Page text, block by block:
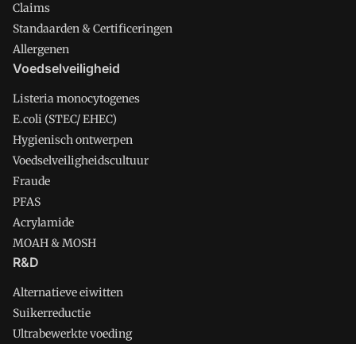
Claims
Standaarden & Certificeringen
Allergenen
Voedselveiligheid
Listeria monocytogenes
E.coli (STEC/ EHEC)
Hygienisch ontwerpen
Voedselveiligheidscultuur
Fraude
PFAS
Acrylamide
MOAH & MOSH
R&D
Alternatieve eiwitten
Suikerreductie
Ultrabewerkte voeding